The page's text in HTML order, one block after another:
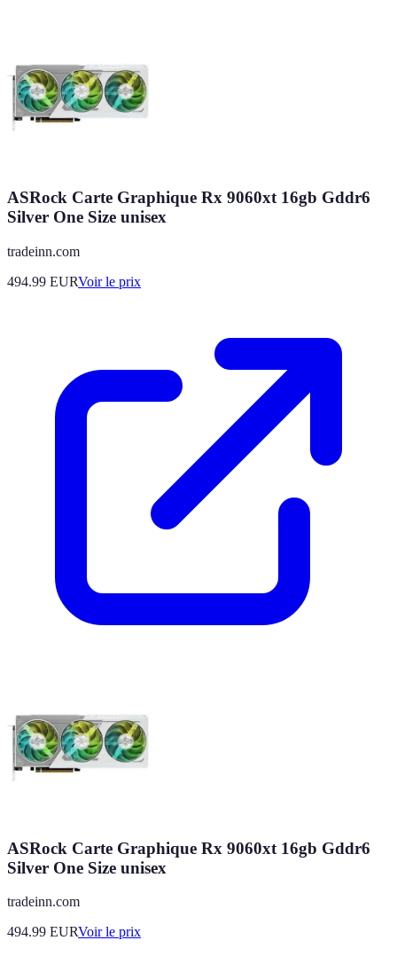
ASRock Carte Graphique Rx 9060xt 16gb Gddr6
Silver One Size unisex
tradeinn.com
494.99 EURVoir le prix
ASRock Carte Graphique Rx 9060xt 16gb Gddr6
Silver One Size unisex
tradeinn.com
494.99 EURVoir le prix